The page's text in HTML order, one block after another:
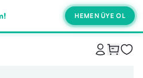
HEMEN ÜYE OL